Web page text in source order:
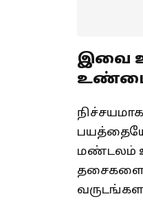
இவை
மண்டலம்
தசைகளை